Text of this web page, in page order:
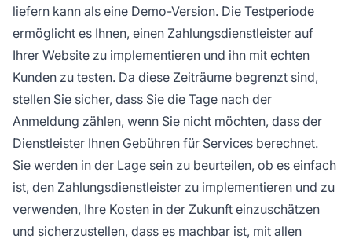
liefern kann als eine Demo-Version. Die Testperiode
ermöglicht es Ihnen, einen Zahlungsdienstleister auf
Ihrer Website zu implementieren und ihn mit echten
Kunden zu testen. Da diese Zeiträume begrenzt sind,
stellen Sie sicher, dass Sie die Tage nach der
Anmeldung zählen, wenn Sie nicht möchten, dass der
Dienstleister Ihnen Gebühren für Services berechnet.
Sie werden in der Lage sein zu beurteilen, ob es einfach
ist, den Zahlungsdienstleister zu implementieren und zu
verwenden, Ihre Kosten in der Zukunft einzuschätzen
und sicherzustellen, dass es machbar ist, mit allen